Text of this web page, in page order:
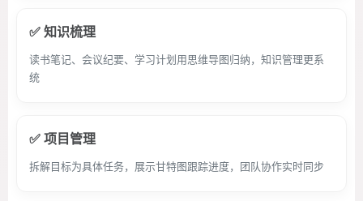
✅ 知识梳理
读书笔记、会议纪要、学习计划用思维导图归纳，知识管理更系
统
✅ 项目管理
拆解目标为具体任务，展示甘特图跟踪进度，团队协作实时同步